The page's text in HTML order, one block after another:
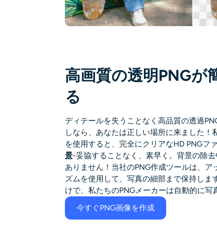
高画質の透明PNGが
る
ディテールを失うことなく高品質の透過
しなら、あなたは正しい場所に来ました！
を使用すると、完全にクリアなHD PNGフ
景-妥協することなく、素早く。背景の除
ありません！当社のPNG作成ツールは、
ズムを使用して、写真の細部まで保持しま
けで、私たちのPNGメーカーは自動的に写
今すぐPNG画像を作成